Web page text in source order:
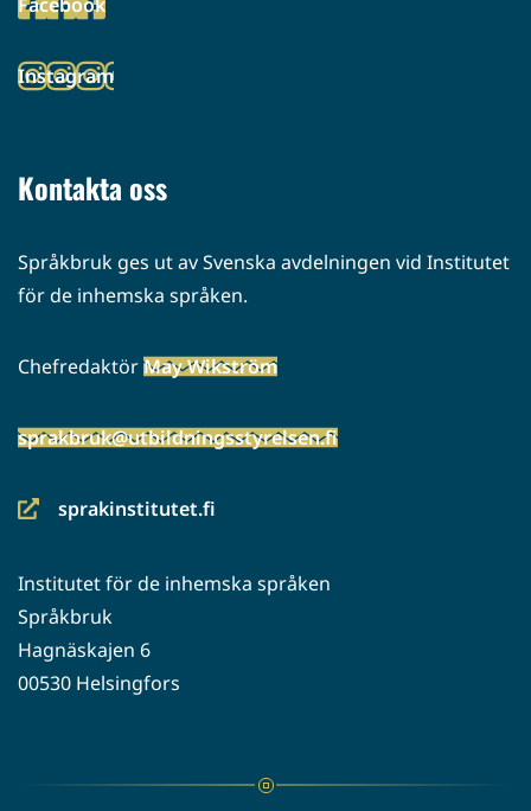
palveluun)
(siirryt
palveluun)
Instagram
(siirryt
Kontakta oss
Språkbruk ges ut av Svenska avdelningen vid Institutet
för de inhemska språken.
ChefredaktörMay Wikström
sprakbruk@utbildningsstyrelsen.fi
sprakinstitutet.fi
(siirryt
palveluun)
Institutet för de inhemska språken
Språkbruk
Hagnäskajen 6
00530 Helsingfors